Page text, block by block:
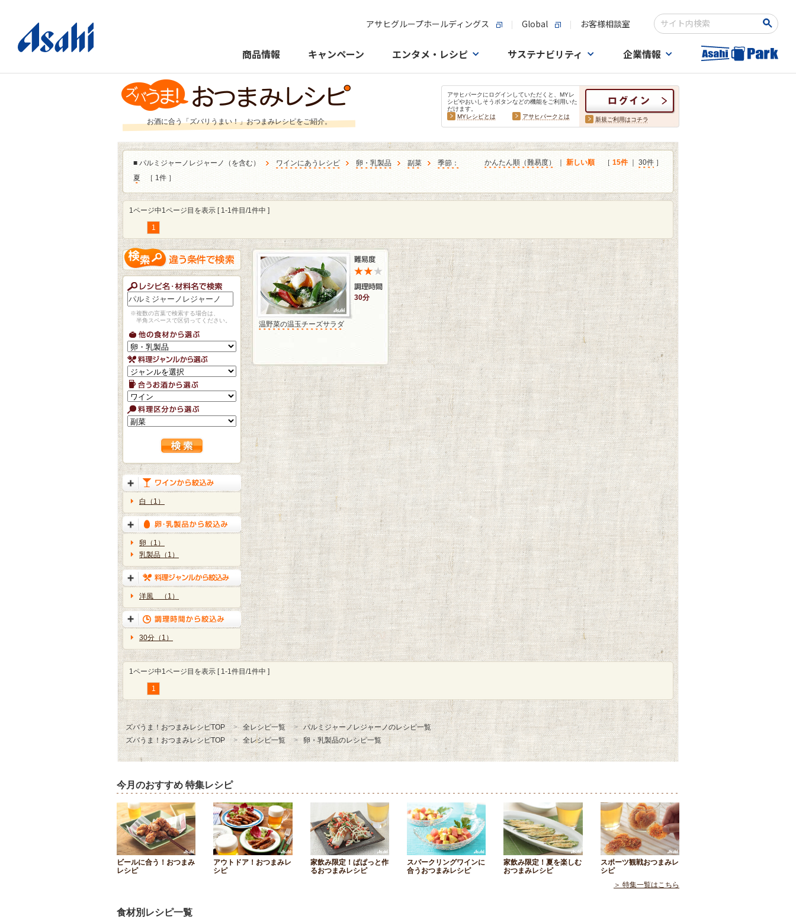
アサヒグループホールディングス Global お客様相談室
検索キーワード入力
商品情報 キャンペーン エンタメ・レシピ サステナビリティ 企業情報
お酒に合う「ズバリうまい！」おつまみレシピをご紹介。
アサヒパークにログインしていただくと、MYレ
シピやおいしそうボタンなどの機能をご利用いた
だけます。
MYレシピとは
アサヒパークとは 新規ご利用はコチラ
■ パルミジャーノレジャーノ（を含む） ワインにあうレシピ 卵・乳製品 副菜
季節：
夏
［ 1件 ］
かんたん順（難易度） 新しい順 ［ 15件｜ 30件 ］
1ページ中1ページ目を表示 [ 1-1件目/1件中 ]
1
※複数の言葉で検索する場合は、
半角スペースで区切ってください。
白（1）
卵（1）
乳製品（1）
洋風 （1）
30分（1）
30分
温野菜の温玉チーズサラダ
1ページ中1ページ目を表示 [ 1-1件目/1件中 ]
1
ズバうま！おつまみレシピTOP 全レシピ一覧
パルミジャーノレジャーノのレシピ一覧
ズバうま！おつまみレシピTOP
全レシピ一覧 卵・乳製品のレシピ一覧
今月のおすすめ 特集レシピ
ビールに合う！おつまみ
レシピ
アウトドア！おつまみレ
シピ
家飲み限定！ぱぱっと作
るおつまみレシピ
スパークリングワインに
合うおつまみレシピ
家飲み限定！夏を楽しむ
おつまみレシピ
スポーツ観戦おつまみレ
シピ
＞ 特集一覧はこちら
食材別レシピ一覧